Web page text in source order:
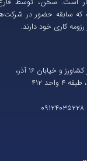
تهران، تقاطع بلوار کشاورز و خیابان 1۶ آذر،
۴۱۲
است. سخن، توسط
که سابقه حضور در
کاری خود دارند.